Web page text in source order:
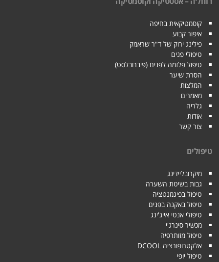
קוסמטיקאית בחיפה
איפור קבוע
פילינג ירוק של ד"ר שראמק
טיפולי פנים
טיפול פלזמה לפנים (פיברובלסט)
הסרת שיער
המלצות
מאמרים
גלריה
אודות
צור קשר
טיפולים
מיקרובליידינג
גבות בשיטת השערה
טיפול בפיגמנטציה
טיפול באקנה בפנים
טיפולי אנטי אייג'ינג
מכשיר סינרג'י
טיפול מזותרפיה
אלקטרופורציה DCOOL
טיפול יופי